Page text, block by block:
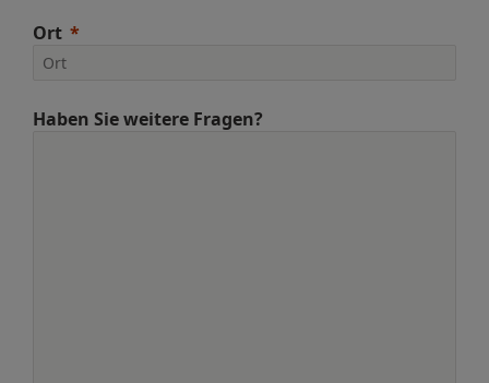
Ort
Haben Sie weitere Fragen?